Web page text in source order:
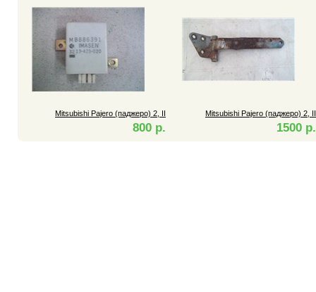
Mitsubishi Pajero (паджеро) 2, II
800 р.
Mitsubishi Pajero (паджеро) 2, II
1500 р.